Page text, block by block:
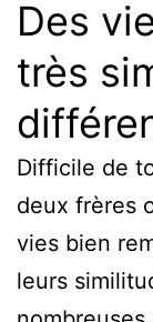
Des
très
Difficile de
deux frères
vies bien
leurs